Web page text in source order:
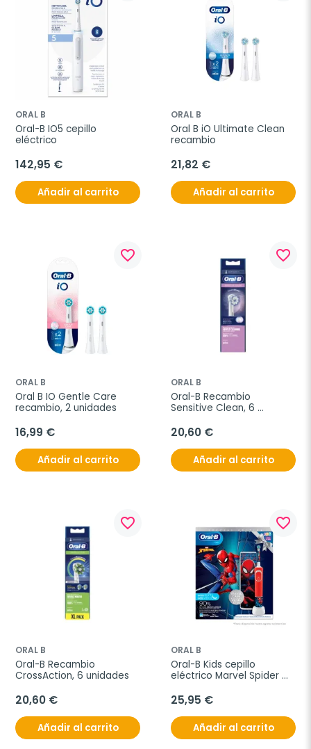
ORAL B
Oral-B IO5 cepillo
eléctrico
142,95 €
Añadir al carrito
ORAL B
Oral B iO Ultimate Clean
recambio
21,82 €
Añadir al carrito
favorite_border
ORAL B
Oral B IO Gentle Care
recambio, 2 unidades
16,99 €
Añadir al carrito
favorite_border
ORAL B
Oral-B Recambio
Sensitive Clean, 6
20,60 €
Añadir al carrito
favorite_border
ORAL B
Oral-B Recambio
CrossAction, 6 unidades
20,60 €
Añadir al carrito
favorite_border
ORAL B
Oral-B Kids cepillo
eléctrico Marvel Spider
25,95 €
Añadir al carrito